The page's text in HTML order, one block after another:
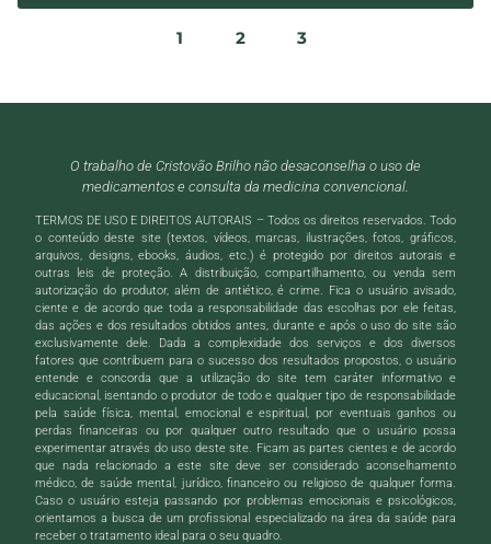
1 2 3
O trabalho de Cristovão Brilho não desaconselha o uso de
medicamentos e consulta da medicina convencional.
TERMOS DE USO E DIREITOS AUTORAIS – Todos os direitos reservados. Todo
o conteúdo deste site (textos, vídeos, marcas, ilustrações, fotos, gráficos,
arquivos, designs, ebooks, áudios, etc.) é protegido por direitos autorais e
outras leis de proteção. A distribuição, compartilhamento, ou venda sem
autorização do produtor, além de antiético, é crime. Fica o usuário avisado,
ciente e de acordo que toda a responsabilidade das escolhas por ele feitas,
das ações e dos resultados obtidos antes, durante e após o uso do site são
exclusivamente dele. Dada a complexidade dos serviços e dos diversos
fatores que contribuem para o sucesso dos resultados propostos, o usuário
entende e concorda que a utilização do site tem caráter informativo e
educacional, isentando o produtor de todo e qualquer tipo de responsabilidade
pela saúde física, mental, emocional e espiritual, por eventuais ganhos ou
perdas financeiras ou por qualquer outro resultado que o usuário possa
experimentar através do uso deste site. Ficam as partes cientes e de acordo
que nada relacionado a este site deve ser considerado aconselhamento
médico, de saúde mental, jurídico, financeiro ou religioso de qualquer forma.
Caso o usuário esteja passando por problemas emocionais e psicológicos,
orientamos a busca de um profissional especializado na área da saúde para
receber o tratamento ideal para o seu quadro.